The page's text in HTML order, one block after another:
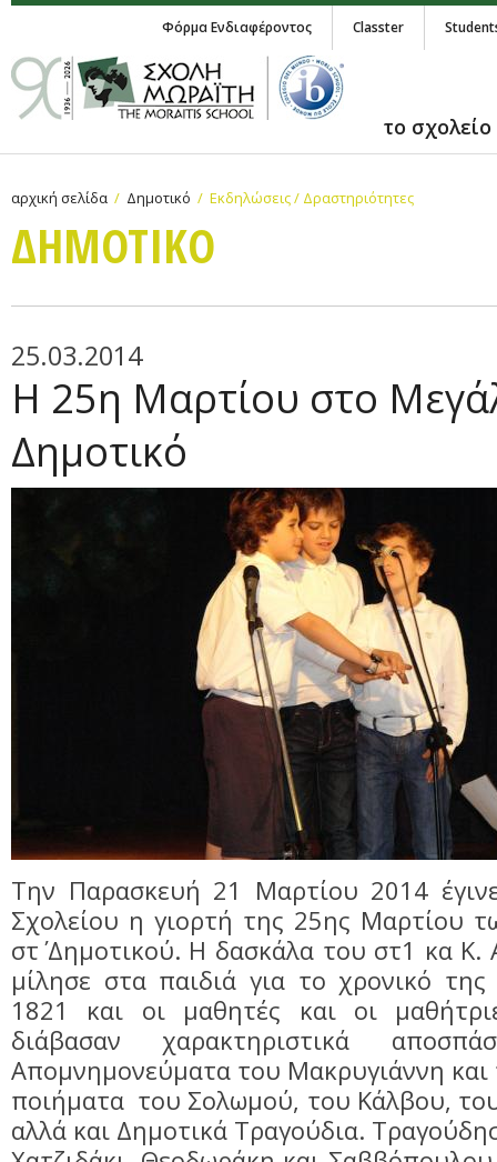
Φόρμα Ενδιαφέροντος Classter
το σχολείο
αρχική σελίδα Δημοτικό Εκδηλώσεις / Δραστηριότητες
ΔΗΜΟΤΙΚΟ
25.03.2014
Η 25η Μαρτίου στο
Δημοτικό
Tην Παρασκευή 21 Μαρτίου 2014
Σχολείου η γιορτή της 25ης Μαρτίου
στ΄ Δημοτικού. Η δασκάλα του στ1 κα
μίλησε στα παιδιά για το χρονικό
1821 και οι μαθητές και οι
διάβασαν χαρακτηριστικά
Απομνημονεύματα του Μακρυγιάννη
ποιήματα του Σολωμού, του Κάλβου,
αλλά και Δημοτικά Τραγούδια.